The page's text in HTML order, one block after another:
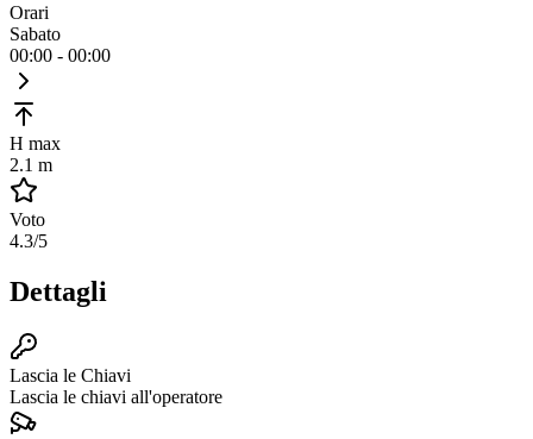
Orari
Sabato
00:00 - 00:00
H max
2.1 m
Voto
4.3/5
Dettagli
Lascia le Chiavi
Lascia le chiavi all'operatore